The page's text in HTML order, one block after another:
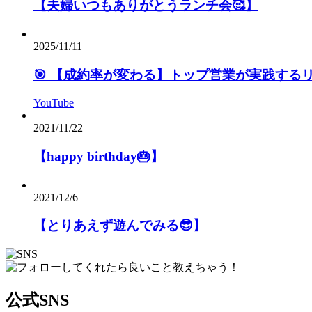
【夫婦いつもありがとうランチ会🥰】
2025/11/11
🎯 【成約率が変わる】トップ営業が実践する
YouTube
2021/11/22
【happy birthday🎂】
2021/12/6
【とりあえず遊んでみる😎】
公式SNS